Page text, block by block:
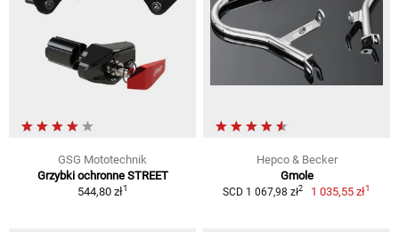
GSG Mototechnik
Grzybki ochronne STREET
544,80 zł1
Hepco & Becker
Gmole
SCD 1 067,98 zł2 1 035,55 zł1